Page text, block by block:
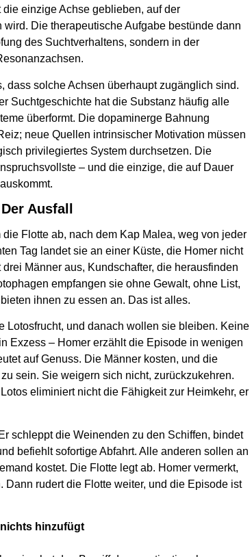
die einzige Achse geblieben, auf der
Die therapeutische Aufgabe bestünde dann
des Suchtverhaltens, sondern in der
dass solche Achsen überhaupt zugänglich sind.
Suchtgeschichte hat die Substanz häufig alle
überformt. Die dopaminerge Bahnung
neue Quellen intrinsischer Motivation müssen
privilegiertes System durchsetzen. Die
– und die einzige, die auf Dauer
Ausfall
die Flotte ab, nach dem Kap Malea, weg von jeder
Tag landet sie an einer Küste, die Homer nicht
Männer aus, Kundschafter, die herausfinden
empfangen sie ohne Gewalt, ohne List,
ihnen zu essen an. Das ist alles.
Lotosfrucht, und danach wollen sie bleiben. Keine
Exzess – Homer erzählt die Episode in wenigen
auf Genuss. Die Männer kosten, und die
sein. Sie weigern sich nicht, zurückzukehren.
eliminiert nicht die Fähigkeit zur Heimkehr, er
schleppt die Weinenden zu den Schiffen, bindet
befiehlt sofortige Abfahrt. Alle anderen sollen an
kostet. Die Flotte legt ab. Homer vermerkt,
Dann rudert die Flotte weiter, und die Episode ist
hinzufügt